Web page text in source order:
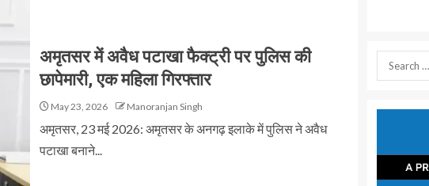
अमृतसर में अवैध पटाखा फैक्ट्री पर पुलिस की
छापेमारी, एक महिला गिरफ्तार
May 23, 2026 Manoranjan Singh
अमृतसर, 23 मई 2026: अमृतसर के अनगढ़ इलाके में पुलिस ने अवैध
पटाखा बनाने...